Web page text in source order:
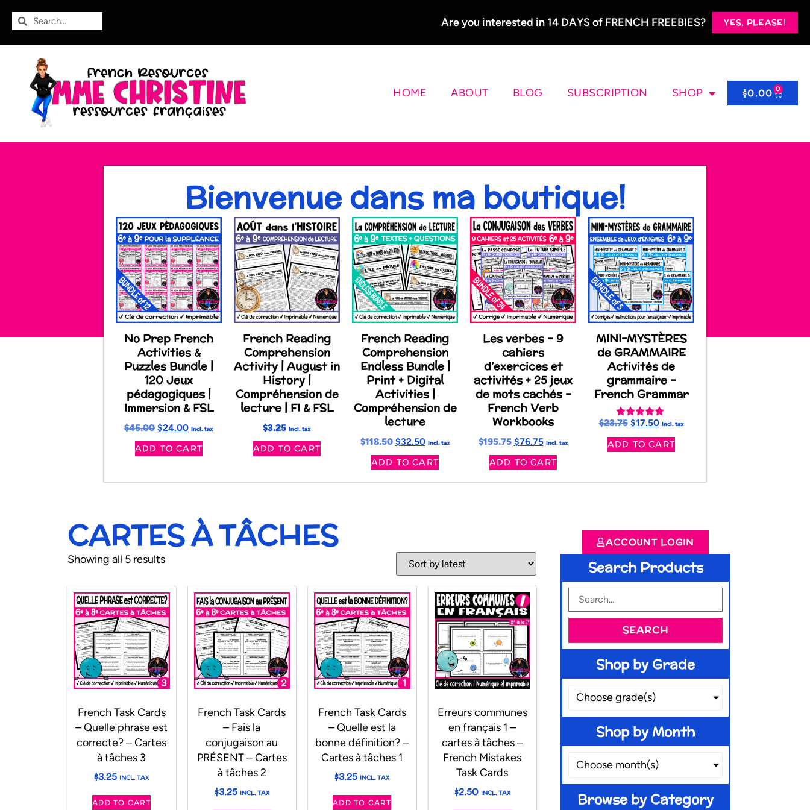
Are you interested in 14 DAYS of FRENCH FREEBIES? YES, PLEASE!
HOME ABOUT BLOG SUBSCRIPTION SHOP $0.00 0
Bienvenue dans ma boutique!
No Prep French
Activities &
Puzzles Bundle |
120 Jeux
pédagogiques |
Immersion & FSL
$45.00 $24.00 Incl. tax
ADD TO CART
French Reading
Comprehension
Activity | August in
History |
Compréhension de
lecture | FI & FSL
$3.25 Incl. tax
ADD TO CART
French Reading
Comprehension
Endless Bundle |
Print + Digital
Activities |
Compréhension de
lecture
$118.50 $32.50 Incl. tax
ADD TO CART
Les verbes – 9
cahiers
d’exercices et
activités + 25 jeux
de mots cachés –
French Verb
Workbooks
$195.75 $76.75 Incl. tax
ADD TO CART
MINI-MYSTÈRES
de GRAMMAIRE
Activités de
grammaire –
French Grammar
Rated
out of 5
$23.75 $17.50 Incl. tax
ADD TO CART
CARTES À TÂCHES
Showing all 5 results
French Task Cards
– Quelle phrase est
correcte? – Cartes
à tâches 3
$3.25 INCL. TAX
ADD TO CART
French Task Cards
– Fais la
conjugaison au
PRÉSENT – Cartes
à tâches 2
$3.25 INCL. TAX
French Task Cards
– Quelle est la
bonne définition? –
Cartes à tâches 1
$3.25 INCL. TAX
ADD TO CART
Erreurs communes
en français 1 –
cartes à tâches –
French Mistakes
Task Cards
$2.50 INCL. TAX
ACCOUNT LOGIN
Search Products
SEARCH
Shop by Grade
Choose grade(s)
Shop by Month
Choose month(s)
Browse by Category